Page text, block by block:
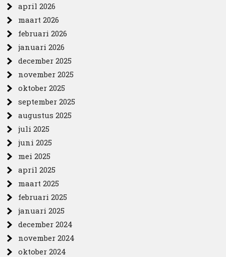
april 2026
maart 2026
februari 2026
januari 2026
december 2025
november 2025
oktober 2025
september 2025
augustus 2025
juli 2025
juni 2025
mei 2025
april 2025
maart 2025
februari 2025
januari 2025
december 2024
november 2024
oktober 2024